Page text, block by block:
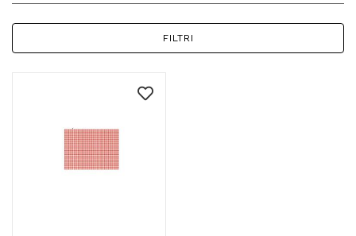
FILTRI